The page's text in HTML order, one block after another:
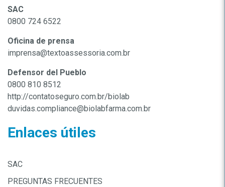
SAC
0800 724 6522
Oficina de prensa
imprensa@textoassessoria.com.br
Defensor del Pueblo
0800 810 8512
http://contatoseguro.com.br/biolab
duvidas.compliance@biolabfarma.com.br
Enlaces útiles
SAC
PREGUNTAS FRECUENTES